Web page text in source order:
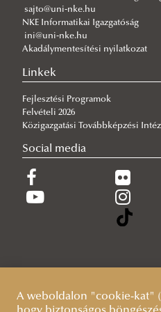
2026/07/27
Tiszolczi Balázs Gergely: A
tankönyvekből megtanulni
2026/07/26
Imago Dei az algoritmusok
sajto@uni-nke.hu
NKE Informatikai Igazgatóság
ini@uni-nke.hu
Akadálymentesítési nyilatkozat
Linkek
Fejlesztési Programok
Felvételi 2026
Közigazgatási Továbbképzési
Social media
A weboldalon "cookie-kat"